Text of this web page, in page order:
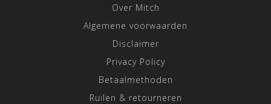
Over Mitch
Algemene voorwaarden
Disclaimer
Privacy Policy
Betaalmethoden
Ruilen & retourneren